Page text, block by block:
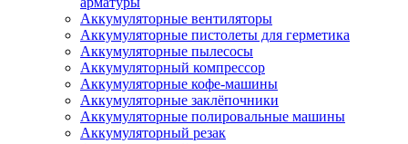
Аккумуляторные вентиляторы
Аккумуляторные пистолеты для герметика
Аккумуляторные пылесосы
Аккумуляторный компрессор
Аккумуляторные кофе-машины
Аккумуляторные заклёпочники
Аккумуляторные полировальные машины
Аккумуляторный резак